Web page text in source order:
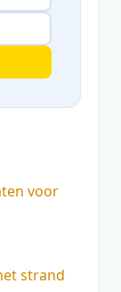
voor
strand